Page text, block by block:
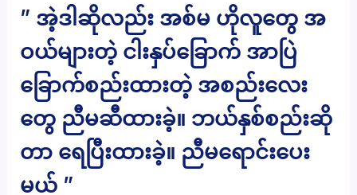
” အဲ့ဒါဆိုလည်း အစ်မ ဟိုလူတွေ အ
ဝယ်များတဲ့ ငါးနှပ်ခြောက် အာပြဲ
ခြောက်စည်းထားတဲ့ အစည်းလေး
တွေ ညီမဆီထားခဲ့။ ဘယ်နှစ်စည်းဆို
တာ ရေပြီးထားခဲ့။ ညီမရောင်းပေး
မယ် ”